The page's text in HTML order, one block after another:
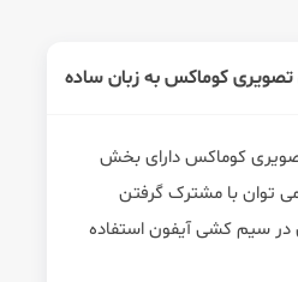
کوماکس به زبان ساده
کوماکس دارای بخش
توان با مشترک گرفتن
سیم کشی آیفون استفاده